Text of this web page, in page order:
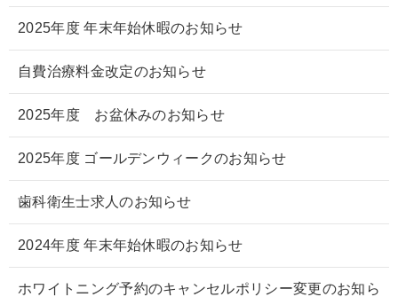
2025年度 年末年始休暇のお知らせ
自費治療料金改定のお知らせ
2025年度 お盆休みのお知らせ
2025年度 ゴールデンウィークのお知らせ
歯科衛生士求人のお知らせ
2024年度 年末年始休暇のお知らせ
ホワイトニング予約のキャンセルポリシー変更のお知ら